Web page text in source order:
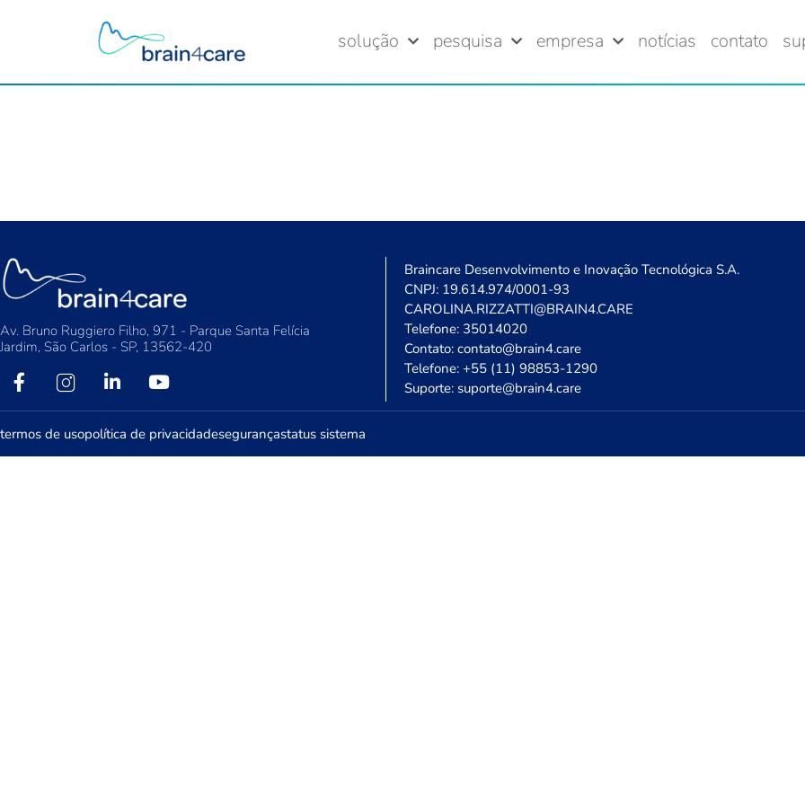
solução pesquisa empresa notícias contato
Av. Bruno Ruggiero Filho, 971 - Parque Santa Felícia
Jardim, São Carlos - SP, 13562-420
Braincare Desenvolvimento e Inovação Tecnológica S.A.
CNPJ: 19.614.974/0001-93
CAROLINA.RIZZATTI@BRAIN4.CARE
Telefone: 35014020
Contato: contato@brain4.care
Telefone: +55 (11) 98853-1290
Suporte: suporte@brain4.care
termos de usopolítica de privacidadesegurançastatus sistema